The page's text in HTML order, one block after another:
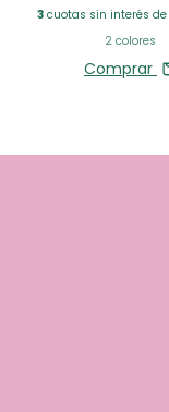
3cuotas sin interés de
2 colores
Comprar